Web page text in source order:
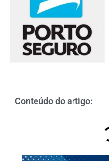
Conteúdo do artigo: